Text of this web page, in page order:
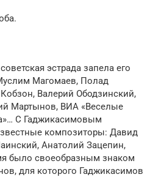
эстрада запела его
Магомаев, Полад
Валерий Ободзинский,
Мартынов, ВИА «Веселые
С Гаджикасимовым
композиторы: Давид
Анатолий Зацепин,
было своеобразным знаком
для которого Гаджикасимов